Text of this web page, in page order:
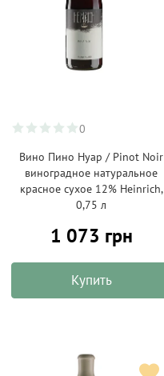
0
Вино Пино Нуар / Pinot Noir
виноградное натуральное
красное сухое 12% Heinrich,
0,75 л
1 073 грн
Купить